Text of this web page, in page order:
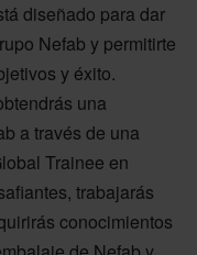
diseñado para dar
Nefab y permitirte
y éxito.
una
a través de una
Trainee en
trabajarás
conocimientos